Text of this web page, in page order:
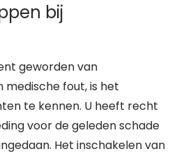
bij
geworden van
medische fout, is het
te kennen. U heeft recht
voor de geleden schade
Het inschakelen van